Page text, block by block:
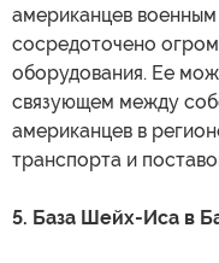
американцев
сосредоточено
оборудования. Ее
связующем между
американцев в
транспорта и
5. База Шейх-Иса в